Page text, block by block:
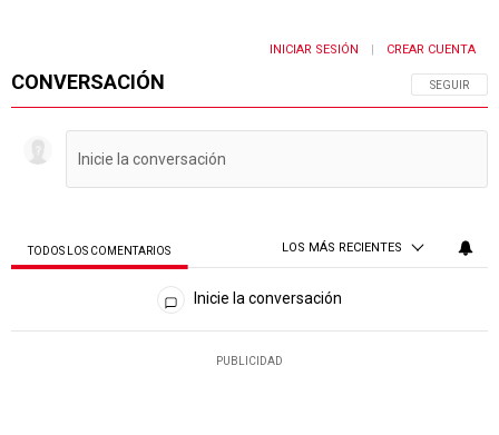
CONVERSACIÓN SIGA ESTA
SEGUIR
INICIAR SESIÓN CREAR CUENTA
TODOS LOS COMENTARIOS LOS MÁS RECIENTES
Todos los comentarios
Inicie la conversación
PUBLICIDAD